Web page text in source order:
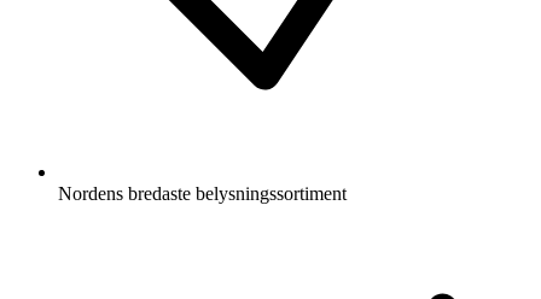
Nordens bredaste belysningssortiment